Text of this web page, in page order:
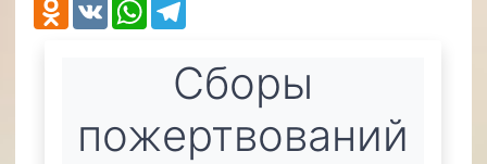
Odnoklassniki
VK WhatsApp
Cборы
пожертвований